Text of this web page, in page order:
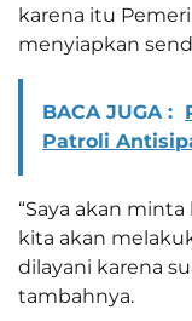
karena itu
menyiapkan
BACA JUGA :
Patroli
“Saya akan
kita akan
dilayani karena
tambahnya.